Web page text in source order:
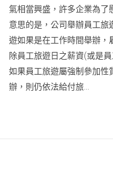
氣相當興盛，許多企業為了
意思的是，公司舉辦員工旅
遊如果是在工作時間舉辦，
除員工旅遊日之薪資(或是
如果員工旅遊屬強制參加性
辦，則仍依法給付旅...